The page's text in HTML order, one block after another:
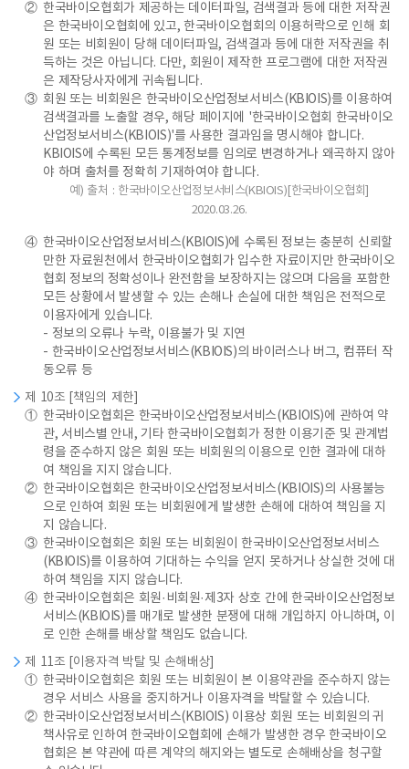
② 한국바이오협회가 제공하는 데이터파일, 검색결과 등에 대한 저작권
은 한국바이오협회에 있고, 한국바이오협회의 이용허락으로 인해 회
원 또는 비회원이 당해 데이터파일, 검색결과 등에 대한 저작권을 취
득하는 것은 아닙니다. 다만, 회원이 제작한 프로그램에 대한 저작권
은 제작당사자에게 귀속됩니다.
③ 회원 또는 비회원은 한국바이오산업정보서비스(KBIOIS)를 이용하여
검색결과를 노출할 경우, 해당 페이지에 '한국바이오협회 한국바이오
산업정보서비스(KBIOIS)'를 사용한 결과임을 명시해야 합니다.
KBIOIS에 수록된 모든 통계정보를 임의로 변경하거나 왜곡하지 않아
야 하며 출처를 정확히 기재하여야 합니다.
예) 출처 : 한국바이오산업정보서비스(KBIOIS)[한국바이오협회]
2020.03.26.
④ 한국바이오산업정보서비스(KBIOIS)에 수록된 정보는 충분히 신뢰할
만한 자료원천에서 한국바이오협회가 입수한 자료이지만 한국바이오
협회 정보의 정확성이나 완전함을 보장하지는 않으며 다음을 포함한
모든 상황에서 발생할 수 있는 손해나 손실에 대한 책임은 전적으로
이용자에게 있습니다.
- 정보의 오류나 누락, 이용불가 및 지연
- 한국바이오산업정보서비스(KBIOIS)의 바이러스나 버그, 컴퓨터 작
동오류 등
제 10조 [책임의 제한]
① 한국바이오협회은 한국바이오산업정보서비스(KBIOIS)에 관하여 약
관, 서비스별 안내, 기타 한국바이오협회가 정한 이용기준 및 관계법
령을 준수하지 않은 회원 또는 비회원의 이용으로 인한 결과에 대하
여 책임을 지지 않습니다.
② 한국바이오협회은 한국바이오산업정보서비스(KBIOIS)의 사용불능
으로 인하여 회원 또는 비회원에게 발생한 손해에 대하여 책임을 지
지 않습니다.
③ 한국바이오협회은 회원 또는 비회원이 한국바이오산업정보서비스
(KBIOIS)를 이용하여 기대하는 수익을 얻지 못하거나 상실한 것에 대
하여 책임을 지지 않습니다.
④ 한국바이오협회은 회원·비회원·제3자 상호 간에 한국바이오산업정보
서비스(KBIOIS)를 매개로 발생한 분쟁에 대해 개입하지 아니하며, 이
로 인한 손해를 배상할 책임도 없습니다.
제 11조 [이용자격 박탈 및 손해배상]
① 한국바이오협회은 회원 또는 비회원이 본 이용약관을 준수하지 않는
경우 서비스 사용을 중지하거나 이용자격을 박탈할 수 있습니다.
② 한국바이오산업정보서비스(KBIOIS) 이용상 회원 또는 비회원의 귀
책사유로 인하여 한국바이오협회에 손해가 발생한 경우 한국바이오
협회은 본 약관에 따른 계약의 해지와는 별도로 손해배상을 청구할